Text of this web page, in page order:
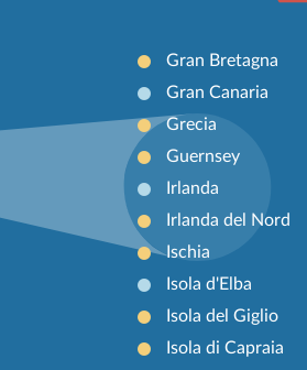
Gran Bretagna
Gran Canaria
Grecia
Guernsey
Irlanda
Irlanda del Nord
Ischia
Isola d'Elba
Isola del Giglio
Isola di Capraia